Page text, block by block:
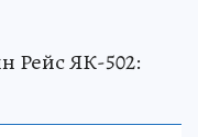
Рейс ЯК-502: